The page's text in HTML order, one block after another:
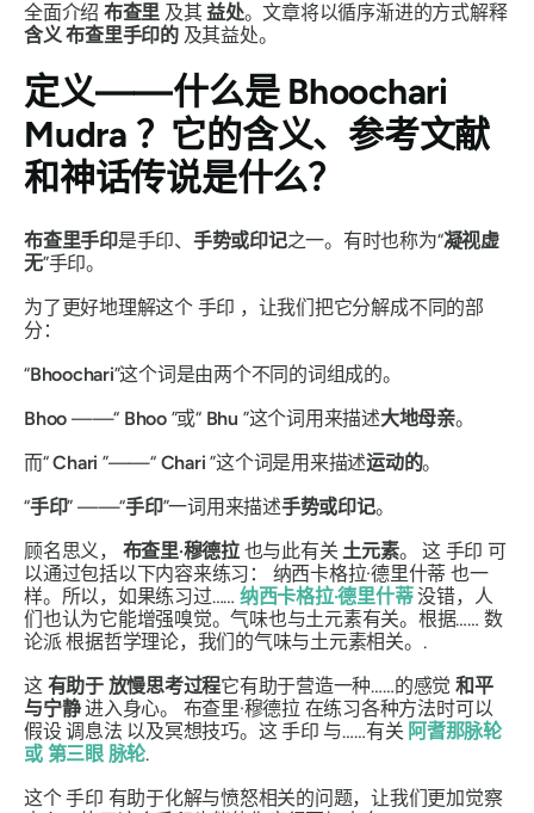
全面介绍 布查里 及其益处。文章将以循序渐进的方式解释
含义布查里手印的及其益处。
定义——什么是Bhoochari
Mudra ？它的含义、参考文献
和神话传说是什么？
布查里手印是手印、 手势或印记之一。有时也称为“凝视虚
无”手印。
为了更好地理解这个 手印 ，让我们把它分解成不同的部
分：
“Bhoochari”这个词是由两个不同的词组成的。
Bhoo ——“ Bhoo”或“ Bhu ”这个词用来描述大地母亲。
而“Chari ”——“ Chari ”这个词是用来描述运动的。
“手印” ——“手印”一词用来描述手势或印记。
顾名思义， 布查里·穆德拉也与此有关土元素。 这 手印 可
以通过包括以下内容来练习： 纳西卡格拉·德里什蒂 也一
样。所以，如果练习过…… 纳西卡格拉·德里什蒂没错，人
们也认为它能增强嗅觉。气味也与土元素有关。根据…… 数
论派 根据哲学理论，我们的气味与土元素相关。.
这 有助于 放慢思考过程它有助于营造一种……的感觉 和平
与宁静进入身心。 布查里·穆德拉 在练习各种方法时可以
假设调息法 以及冥想技巧。这手印 与……有关 阿耆那脉轮
或 第三眼 脉轮.
这个手印 有助于化解与愤怒相关的问题，让我们更加觉察